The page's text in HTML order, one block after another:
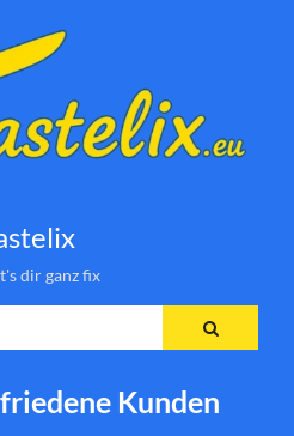
dir ganz fix
Kunden